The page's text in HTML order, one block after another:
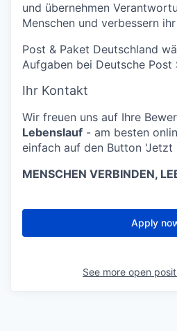
und übernehmen
Menschen und verbessern
Post & Paket Deutschland
Aufgaben bei Deutsche Post
Ihr Kontakt
Wir freuen uns auf Ihre
Lebenslauf - am besten
einfach auf den Button 'Jetzt
MENSCHEN VERBINDEN,
Apply
See more open